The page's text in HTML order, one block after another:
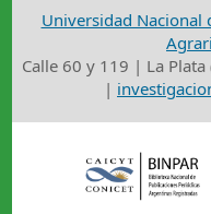
Universidad Nacional
Calle 60 y 119 | La
|